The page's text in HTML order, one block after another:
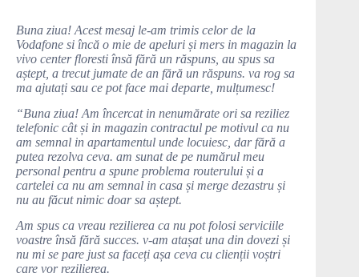
Buna ziua! Acest mesaj le-am trimis celor de la
Vodafone si încă o mie de apeluri și mers in magazin la
vivo center floresti însă fără un răspuns, au spus sa
aștept, a trecut jumate de an fără un răspuns. va rog sa
ma ajutați sau ce pot face mai departe, mulțumesc!
“Buna ziua! Am încercat in nenumărate ori sa reziliez
telefonic cât și in magazin contractul pe motivul ca nu
am semnal in apartamentul unde locuiesc, dar fără a
putea rezolva ceva. am sunat de pe numărul meu
personal pentru a spune problema routerului și a
cartelei ca nu am semnal in casa și merge dezastru și
nu au făcut nimic doar sa aștept.
Am spus ca vreau rezilierea ca nu pot folosi serviciile
voastre însă fără succes. v-am atașat una din dovezi și
nu mi se pare just sa faceți așa ceva cu clienții voștri
care vor rezilierea.